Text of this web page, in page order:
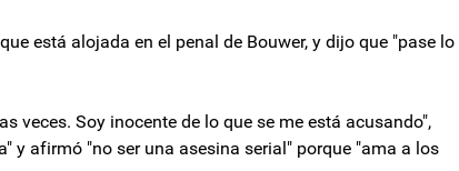
está alojada en el penal de Bouwer, y dijo que "pase lo
veces. Soy inocente de lo que se me está acusando",
y afirmó "no ser una asesina serial" porque "ama a los